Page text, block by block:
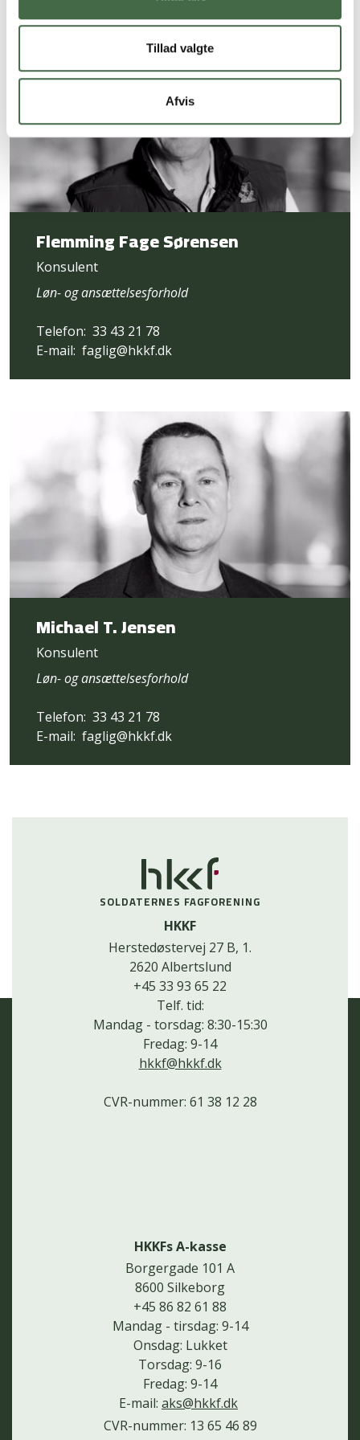
Tillad valgte
Afvis
Flemming Fage Sørensen
Konsulent
Løn- og ansættelsesforhold
Telefon: 33 43 21 78
E-mail: faglig@hkkf.dk
Michael T. Jensen
Konsulent
Løn- og ansættelsesforhold
Telefon: 33 43 21 78
E-mail: faglig@hkkf.dk
SOLDATERNES FAGFORENING
HKKF
Herstedøstervej 27 B, 1.
2620 Albertslund
+45 33 93 65 22
Telf. tid:
Mandag - torsdag: 8:30-15:30
Fredag: 9-14
hkkf@hkkf.dk
CVR-nummer: 61 38 12 28
HKKFs A-kasse
Borgergade 101 A
8600 Silkeborg
+45 86 82 61 88
Mandag - tirsdag: 9-14
Onsdag: Lukket
Torsdag: 9-16
Fredag: 9-14
E-mail: aks@hkkf.dk
CVR-nummer: 13 65 46 89